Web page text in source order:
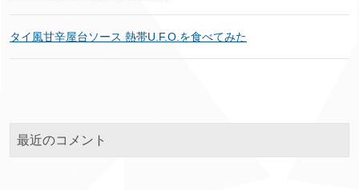
タイ風甘辛屋台ソース 熱帯U.F.O.を食べてみた
最近のコメント